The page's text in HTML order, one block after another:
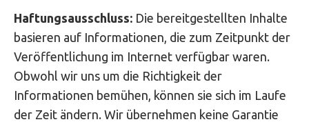
Haftungsausschluss: Die bereitgestellten Inhalte
basieren auf Informationen, die zum Zeitpunkt der
Veröffentlichung im Internet verfügbar waren.
Obwohl wir uns um die Richtigkeit der
Informationen bemühen, können sie sich im Laufe
der Zeit ändern. Wir übernehmen keine Garantie